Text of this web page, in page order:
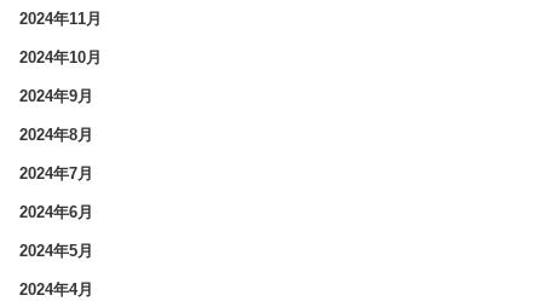
2024年11月
2024年10月
2024年9月
2024年8月
2024年7月
2024年6月
2024年5月
2024年4月